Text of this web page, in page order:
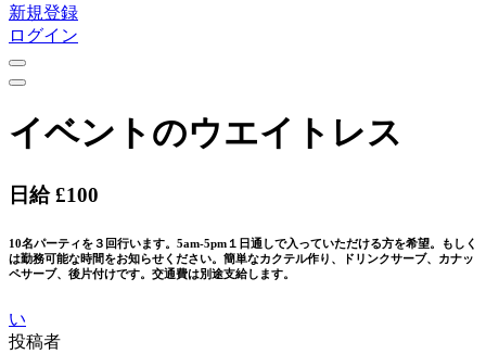
新規登録
ログイン
イベントのウエイトレス
日給 £100
10名パーティを３回行います。5am-5pm１日通しで入っていただける方を希望。もしく
は勤務可能な時間をお知らせください。簡単なカクテル作り、ドリンクサーブ、カナッ
ペサーブ、後片付けです。交通費は別途支給します。
い
投稿者